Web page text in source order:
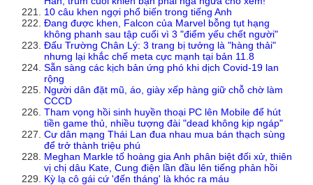
10 câu khen ngợi phổ biến trong tiếng Anh
Đang được khen, Falcon của Marvel bỗng tụt hạng
không phanh sau tập cuối vì 3 "điểm yếu chết người"
Đấu Trường Chân Lý: 3 trang bị tưởng là "hàng thải"
nhưng lại khắc chế meta cực mạnh tại bản 11.8
Sẵn sàng các kịch bản ứng phó khi dịch Covid-19 lan
rộng
Người dân đặt mũ, áo, giày xếp hàng giữ chỗ chờ làm
CCCD
Tham vọng hồi sinh huyền thoại PC lên Mobile để hút
tiền game thủ, nhiều tượng đài "dead không kịp ngáp"
Cư dân mạng Thái Lan đua nhau mua bán thạch sùng
để trở thành triệu phú
Meghan Markle tố hoàng gia Anh phân biệt đối xử, thiên
vị chị dâu Kate, Cung điện lần đầu lên tiếng phản hồi
Kỳ lạ cô gái cứ 'đến tháng' là khóc ra máu